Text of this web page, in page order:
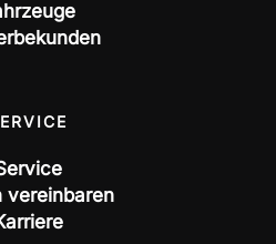
vereinbaren